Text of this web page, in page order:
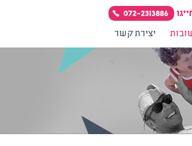
072-2313886
יצירת קשר